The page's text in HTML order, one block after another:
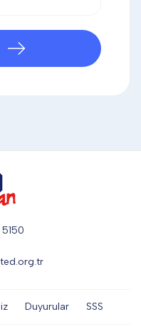
5150
Duyurular SSS